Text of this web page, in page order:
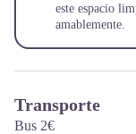
este espacio
amablemente.
Transporte
Bus 2€